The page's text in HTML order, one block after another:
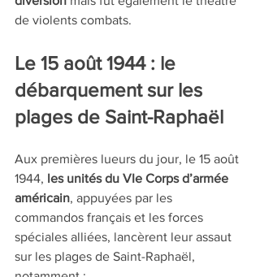
de violents combats.
Le 15 août 1944 : le
débarquement sur les
plages de Saint-Raphaël
Aux premières lueurs du jour, le 15 août
1944, les unités du VIe Corps d’armée
américain, appuyées par les
commandos français et les forces
spéciales alliées, lancèrent leur assaut
sur les plages de Saint-Raphaël,